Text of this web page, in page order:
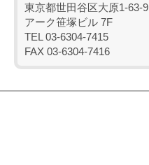
東京都世田谷区大原1-63-9
アーク笹塚ビル 7F
TEL 03-6304-7415
FAX 03-6304-7416